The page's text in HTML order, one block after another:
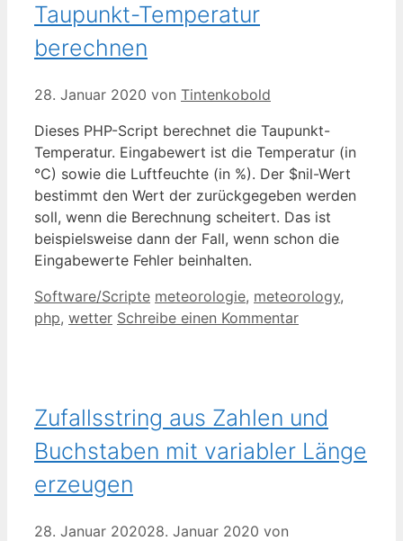
Taupunkt-Temperatur
berechnen
28. Januar 2020 von Tintenkobold
Dieses PHP-Script berechnet die Taupunkt-
Temperatur. Eingabewert ist die Temperatur (in
°C) sowie die Luftfeuchte (in %). Der $nil-Wert
bestimmt den Wert der zurückgegeben werden
soll, wenn die Berechnung scheitert. Das ist
beispielsweise dann der Fall, wenn schon die
Eingabewerte Fehler beinhalten.
Kategorien
Software/Scripte Schlagwörter
meteorologie, meteorology,
php, wetter Schreibe einen Kommentar
Zufallsstring aus Zahlen und
Buchstaben mit variabler Länge
erzeugen
28. Januar 202028. Januar 2020 von